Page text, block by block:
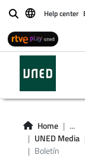
BuscarHelp center
Home
...
UNED Media
Boletín